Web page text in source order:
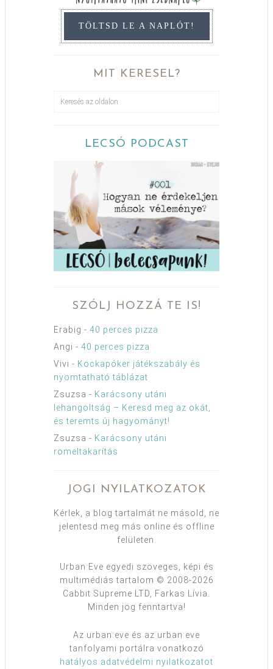
TÖLTSD LE A NAPLÓT!
MIT KERESEL?
LECSÓ PODCAST
SZÓLJ HOZZÁ TE IS!
Erabig - 40 perces pizza
Angi - 40 perces pizza
Vivi - Kockapóker játékszabály és
nyomtatható táblázat
Zsuzsa - Karácsony utáni
lehangoltság – Keresd meg az okát,
és teremts új hagyományt!
Zsuzsa - Karácsony utáni
romeltakarítás
JOGI NYILATKOZATOK
Kérlek, a blog tartalmát ne másold, ne
jelentesd meg más online és offline
felületen.
Urban:Eve egyedi szöveges, képi és
multimédiás tartalom © 2008-2026
Cabbit Supreme LTD, Farkas Lívia.
Minden jog fenntartva!
Az urban:eve és az urban:eve
tanfolyami portálra vonatkozó
hatályos adatvédelmi nyilatkozatot